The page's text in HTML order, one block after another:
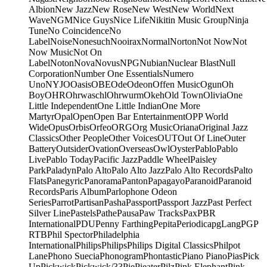
AlbionNew JazzNew RoseNew WestNew WorldNext
WaveNGMNice GuysNice LifeNikitin Music GroupNinja
TuneNo CoincidenceNo
LabelNoiseNonesuchNooiraxNormalNortonNot NowNot
Now MusicNot On
LabelNotonNovaNovusNPGNubianNuclear BlastNull
CorporationNumber One EssentialsNumero
UnoNYJOOasisOBEOdeOdeonOffen MusicOgunOh
BoyOHROhrwaschlOhrwurmOkehOld TownOliviaOne
Little IndependentOne Little IndianOne More
MartyrOpalOpenOpen Bar EntertainmentOPP World
WideOpusOrbisOrfeoORGOrg MusicOrianaOriginal Jazz
ClassicsOther PeopleOther VoicesOUTOut Of LineOuter
BatteryOutsiderOvationOverseasOwlOysterPabloPablo
LivePablo TodayPacific JazzPaddle WheelPaisley
ParkPaladynPalo AltoPalo Alto JazzPalo Alto RecordsPalto
FlatsPanegyricPanoramaPantonPapagayoParanoidParanoid
RecordsParis AlbumParlophone Odeon
SeriesParrotPartisanPashaPassportPassport JazzPast Perfect
Silver LinePastelsPathePausaPaw TracksPaxPBR
InternationalPDUPenny FarthingPepitaPeriodicapgLangPGP
RTBPhil SpectorPhiladelphia
InternationalPhilipsPhilipsPhilips Digital ClassicsPhilpot
LanePhono SueciaPhonogramPhontasticPiano PianoPiasPick